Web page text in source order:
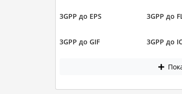
3GPP до EPS 3GPP до
3GPP до GIF 3GPP до